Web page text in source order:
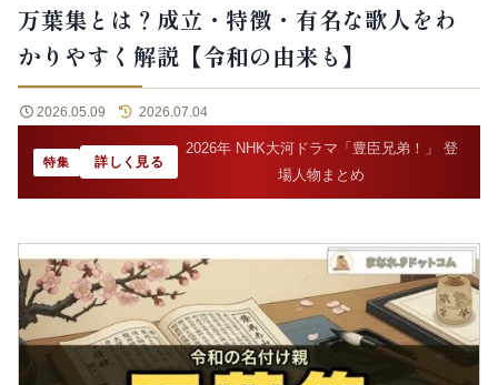
万葉集とは？成立・特徴・有名な歌人をわ
かりやすく解説【令和の由来も】
2026.05.09 2026.07.04
特集 詳しく見る
2026年 NHK大河ドラマ「豊臣兄弟！」 登
場人物まとめ